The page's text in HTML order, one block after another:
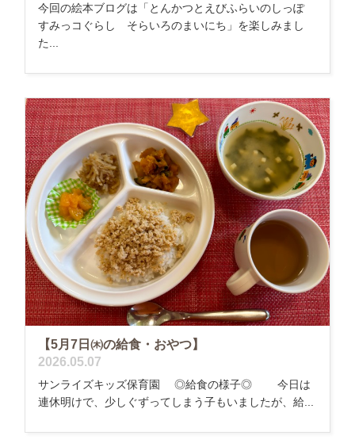
今回の絵本ブログは「とんかつとえびふらいのしっぽ
すみっコぐらし そらいろのまいにち」を楽しみまし
た...
【5月7日㈭の給食・おやつ】
2026.05.07
サンライズキッズ保育園 ◎給食の様子◎ 今日は
連休明けで、少しぐずってしまう子もいましたが、給...